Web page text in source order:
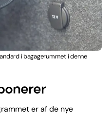
i bagagerummet i denne
er af de nye